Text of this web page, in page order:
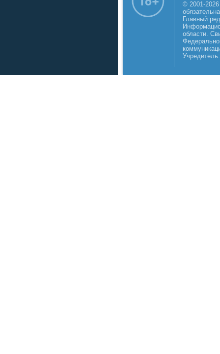
© 2001-
Главный
области.